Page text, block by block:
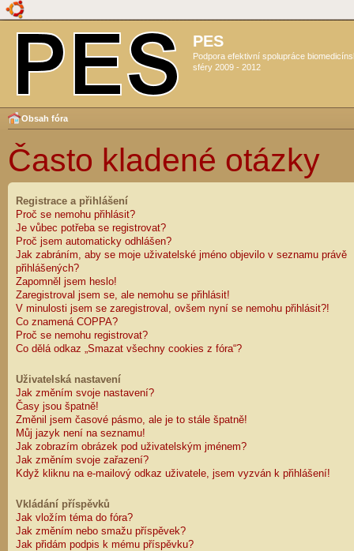
PES
Podpora efektivní spolupráce
sféry 2009 - 2012
Obsah fóra
Často kladené otázky
Registrace a přihlášení
Proč se nemohu přihlásit?
Je vůbec potřeba se registrovat?
Proč jsem automaticky odhlášen?
Jak zabráním, aby se moje uživatelské jméno objevilo v seznamu právě
přihlášených?
Zapomněl jsem heslo!
Zaregistroval jsem se, ale nemohu se přihlásit!
V minulosti jsem se zaregistroval, ovšem nyní se nemohu přihlásit?!
Co znamená COPPA?
Proč se nemohu registrovat?
Co dělá odkaz „Smazat všechny cookies z fóra“?
Uživatelská nastavení
Jak změním svoje nastavení?
Časy jsou špatně!
Změnil jsem časové pásmo, ale je to stále špatně!
Můj jazyk není na seznamu!
Jak zobrazím obrázek pod uživatelským jménem?
Jak změním svoje zařazení?
Když kliknu na e-mailový odkaz uživatele, jsem vyzván k přihlášení!
Vkládání příspěvků
Jak vložím téma do fóra?
Jak změním nebo smažu příspěvek?
Jak přidám podpis k mému příspěvku?